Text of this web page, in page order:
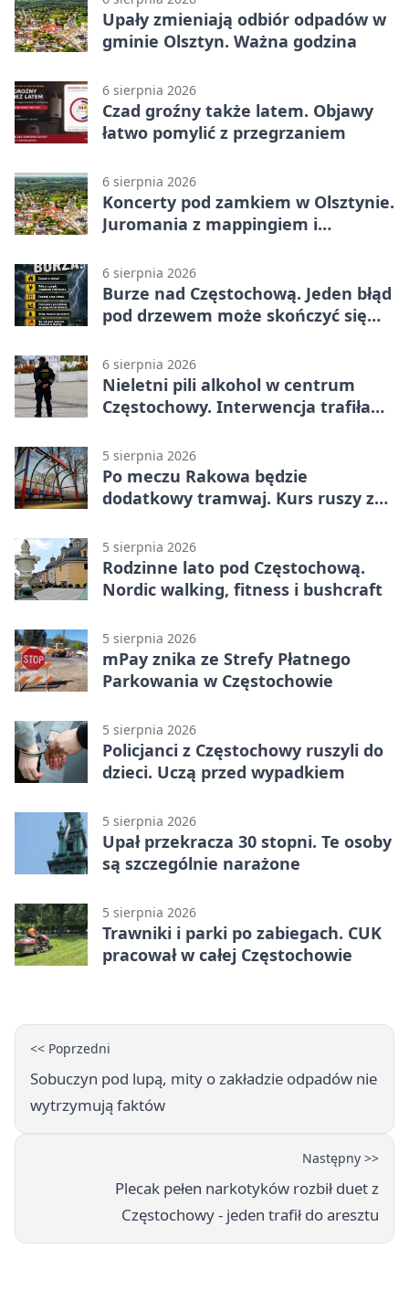
Upały zmieniają odbiór odpadów w
gminie Olsztyn. Ważna godzina
6 sierpnia 2026
Czad groźny także latem. Objawy
łatwo pomylić z przegrzaniem
6 sierpnia 2026
Koncerty pod zamkiem w Olsztynie.
Juromania z mappingiem i
6 sierpnia 2026
Burze nad Częstochową. Jeden błąd
pod drzewem może skończyć się
6 sierpnia 2026
Nieletni pili alkohol w centrum
Częstochowy. Interwencja trafiła
5 sierpnia 2026
Po meczu Rakowa będzie
dodatkowy tramwaj. Kurs ruszy ze
5 sierpnia 2026
Rodzinne lato pod Częstochową.
Nordic walking, fitness i bushcraft
5 sierpnia 2026
mPay znika ze Strefy Płatnego
Parkowania w Częstochowie
5 sierpnia 2026
Policjanci z Częstochowy ruszyli do
dzieci. Uczą przed wypadkiem
5 sierpnia 2026
Upał przekracza 30 stopni. Te osoby
są szczególnie narażone
5 sierpnia 2026
Trawniki i parki po zabiegach. CUK
pracował w całej Częstochowie
<< Poprzedni
Sobuczyn pod lupą, mity o zakładzie odpadów nie
wytrzymują faktów
Następny >>
Plecak pełen narkotyków rozbił duet z
Częstochowy - jeden trafił do aresztu